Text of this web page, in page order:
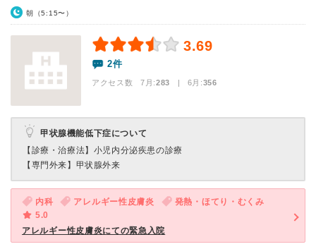
朝（5:15〜）
3.69
2件
アクセス数 7月:283 | 6月:356
甲状腺機能低下症について
【診療・治療法】 小児内分泌疾患の診療
【専門外来】 甲状腺外来
内科 アレルギー性皮膚炎
発熱・ほてり・むくみ
5.0
アレルギー性皮膚炎にての緊急入院